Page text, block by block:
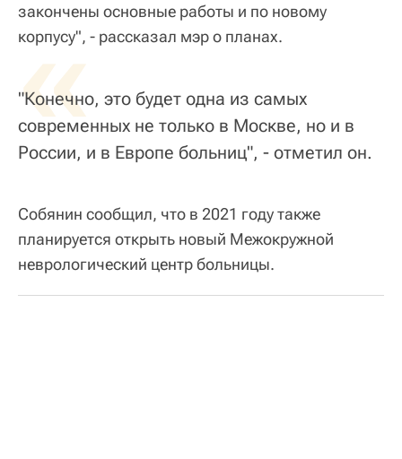
закончены основные работы и по новому
корпусу", - рассказал мэр о планах.
«
"Конечно, это будет одна из самых
современных не только в Москве, но и в
России, и в Европе больниц", - отметил он.
Собянин сообщил, что в 2021 году также
планируется открыть новый Межокружной
неврологический центр больницы.